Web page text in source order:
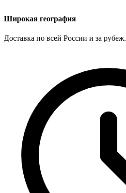
Широкая география
Доставка по всей России и за рубеж.